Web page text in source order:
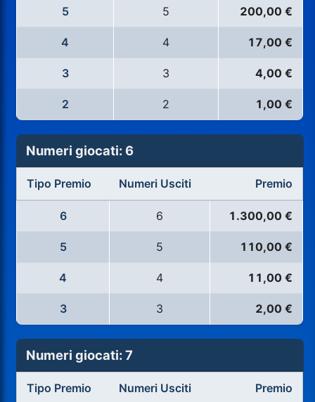
5 5 200,00 €
4 4 17,00 €
3 3 4,00 €
2 2 1,00 €
Numeri giocati: 6
Tipo Premio Numeri Usciti Premio
6 6 1.300,00 €
5 5 110,00 €
4 4 11,00 €
3 3 2,00 €
Numeri giocati: 7
Tipo Premio Numeri Usciti Premio